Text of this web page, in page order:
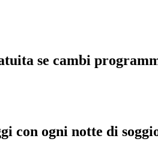
se cambi
con ogni notte di